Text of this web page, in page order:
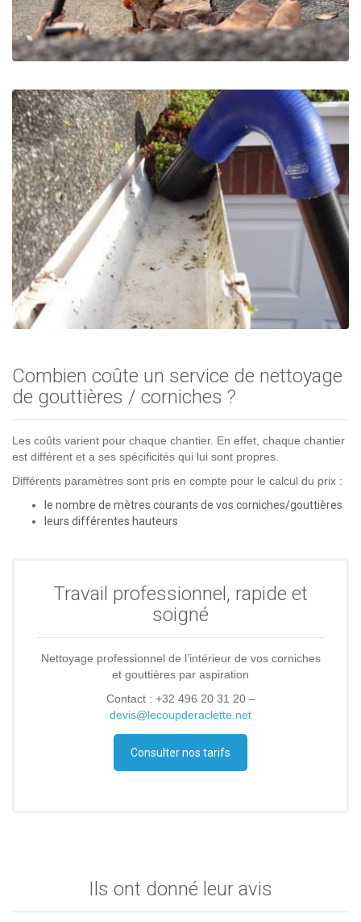
Combien coûte un service de nettoyage
de gouttières / corniches ?
Les coûts varient pour chaque chantier. En effet, chaque chantier
est différent et a ses spécificités qui lui sont propres.
Différents paramètres sont pris en compte pour le calcul du prix :
le nombre de mètres courants de vos corniches/gouttières
leurs différentes hauteurs
Travail professionnel, rapide et
soigné
Nettoyage professionnel de l’intérieur de vos corniches
et gouttières par aspiration
Contact : +32 496 20 31 20 –
devis@lecoupderaclette.net
Consulter nos tarifs
Ils ont donné leur avis